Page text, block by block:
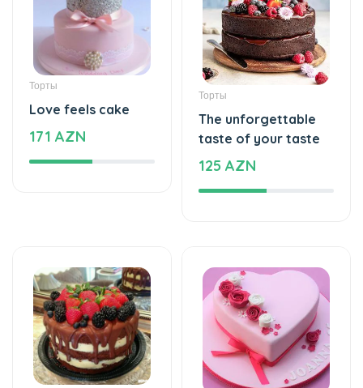
Торты
Love feels cake
171 AZN
Торты
The unforgettable
taste of your taste
125 AZN